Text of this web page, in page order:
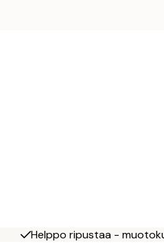
Helppo ripustaa -